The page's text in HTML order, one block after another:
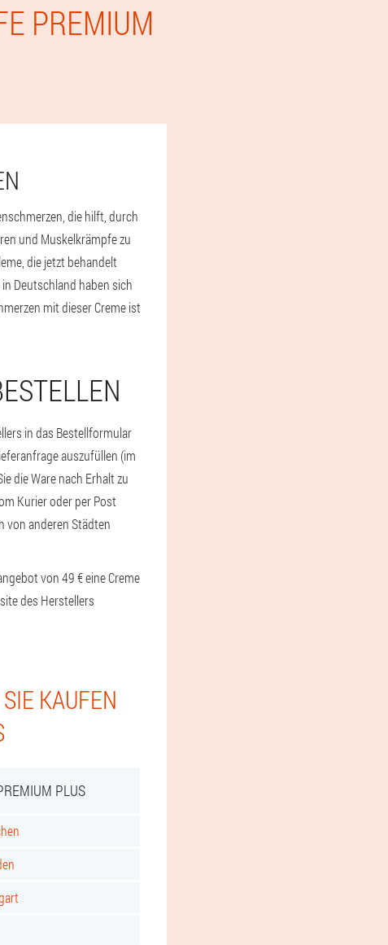
PREMIUM
die hilft, durch
und Muskelkrämpfe zu
die jetzt behandelt
Deutschland haben sich
mit dieser Creme ist
in das Bestellformular
auszufüllen (im
die Ware nach Erhalt zu
Kurier oder per Post
von anderen Städten
von 49 € eine Creme
des Herstellers
KAUFEN
PLUS